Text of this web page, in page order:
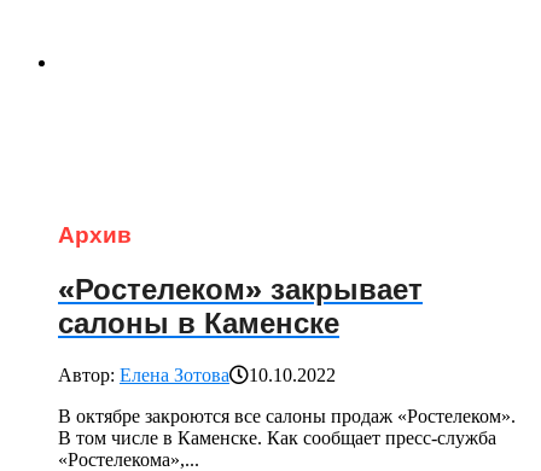
Архив
«Ростелеком» закрывает
салоны в Каменске
Автор: Елена Зотова
10.10.2022
В октябре закроются все салоны продаж «Ростелеком».
В том числе в Каменске. Как сообщает пресс-служба
«Ростелекома»,...